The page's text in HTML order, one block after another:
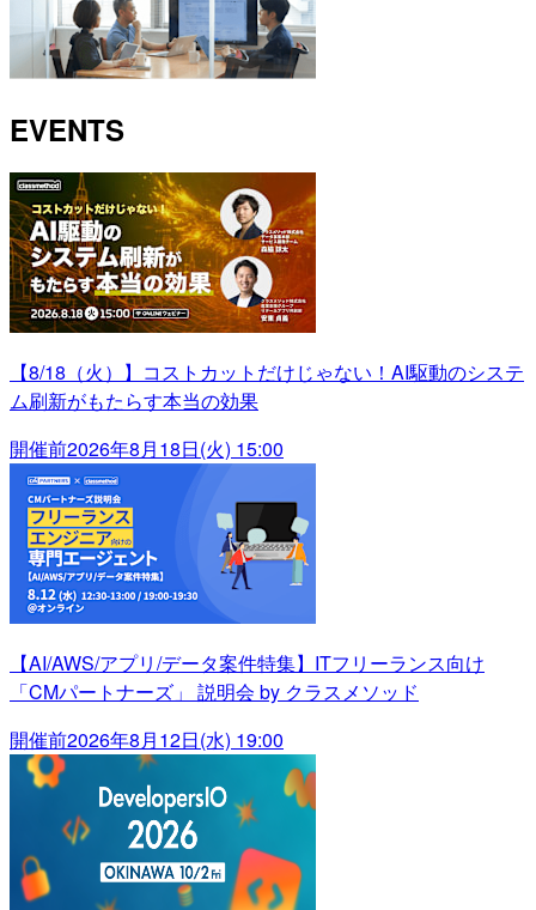
EVENTS
【8/18（火）】コストカットだけじゃない！AI駆動のシステ
ム刷新がもたらす本当の効果
開催前2026年8月18日(火) 15:00
【AI/AWS/アプリ/データ案件特集】ITフリーランス向け
「CMパートナーズ」 説明会 by クラスメソッド
開催前2026年8月12日(水) 19:00